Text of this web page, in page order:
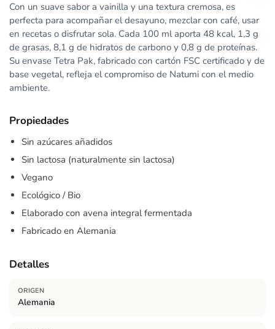
Con un suave sabor a vainilla y una textura cremosa, es
perfecta para acompañar el desayuno, mezclar con café, usar
en recetas o disfrutar sola. Cada 100 ml aporta 48 kcal, 1,3 g
de grasas, 8,1 g de hidratos de carbono y 0,8 g de proteínas.
Su envase Tetra Pak, fabricado con cartón FSC certificado y de
base vegetal, refleja el compromiso de Natumi con el medio
ambiente.
Propiedades
Sin azúcares añadidos
Sin lactosa (naturalmente sin lactosa)
Vegano
Ecológico / Bio
Elaborado con avena integral fermentada
Fabricado en Alemania
Detalles
ORIGEN
Alemania